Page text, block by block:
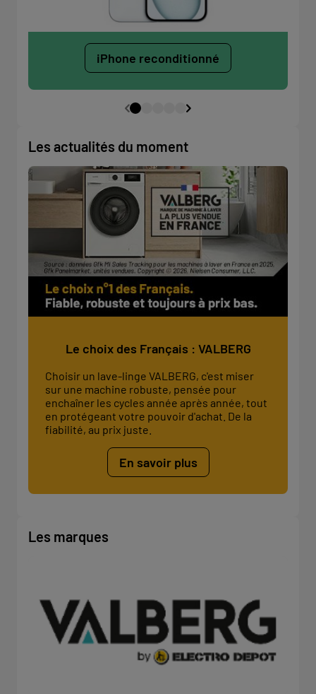
iPhone reconditionné
Les actualités du moment
Le choix des Français : VALBERG
Choisir un lave-linge VALBERG, c'est miser
sur une machine robuste, pensée pour
enchaîner les cycles année après année, tout
en protégeant votre pouvoir d'achat. De la
fiabilité, au prix juste.
En savoir plus
Les marques